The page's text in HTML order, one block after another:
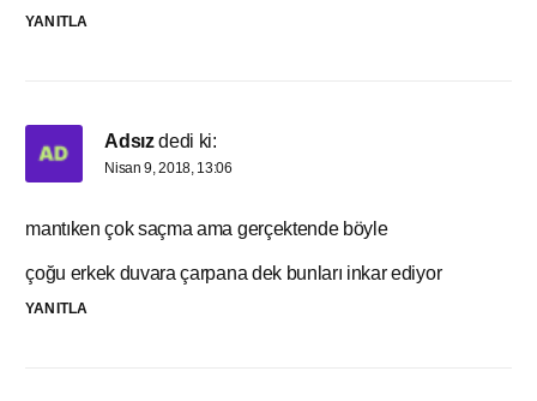
YANITLA
Adsız dedi ki:
Nisan 9, 2018, 13:06
mantıken çok saçma ama gerçektende böyle
çoğu erkek duvara çarpana dek bunları inkar ediyor
YANITLA